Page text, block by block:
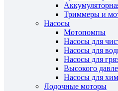
Триммеры и
Насосы
Мотопомпы
Насосы для
Насосы для
Насосы для
Высокого
Насосы для
Лодочные моторы